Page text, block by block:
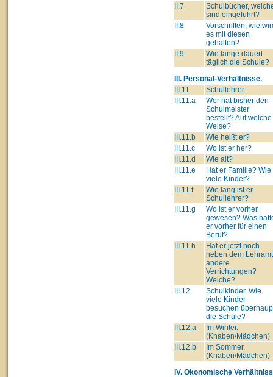
II.7
Schulbücher,
sind eingeführt?
II.8
Vorschriften, wie
es mit diesen
gehalten?
II.9
Wie lange dauert
täglich die Schule?
III. Personal-Verhältnisse.
III.11
Schullehrer.
III.11.a
Wer hat bisher den
Schulmeister
bestellt? Auf welche
Weise?
III.11.b
Wie heißt er?
III.11.c
Wo ist er her?
III.11.d
Wie alt?
III.11.e
Hat er Familie? Wie
viele Kinder?
III.11.f
Wie lang ist er
Schullehrer?
III.11.g
Wo ist er vorher
gewesen? Was
er vorher für einen
Beruf?
III.11.h
Hat er jetzt noch
neben dem
andere
Verrichtungen?
Welche?
III.12
Schulkinder. Wie
viele Kinder
besuchen
die Schule?
III.12.a
Im Winter.
(Knaben/Mädchen)
III.12.b
Im Sommer.
(Knaben/Mädchen)
IV. Ökonomische